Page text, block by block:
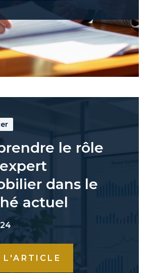
le rôle
dans le
actuel
L'ARTICLE